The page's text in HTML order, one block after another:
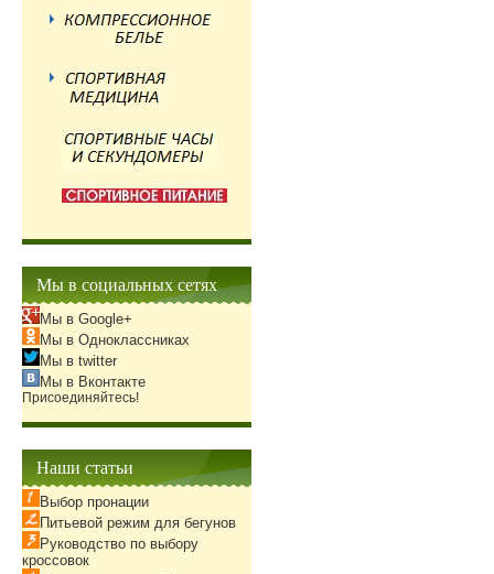
Мы в социальных сетях
Мы в Google+
Мы в Одноклассниках
Мы в twitter
Мы в Вконтакте
Присоединяйтесь!
Наши статьи
Выбор пронации
Питьевой режим для бегунов
Руководство по выбору
кроссовок